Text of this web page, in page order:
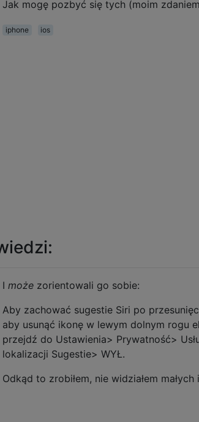
Jak mogę pozbyć się tych (moim
iphone ios
I może zorientowali go sobie:
Aby zachować sugestie Siri po
aby usunąć ikonę w lewym dolnym rogu
przejdź do Ustawienia> Prywatność>
lokalizacji Sugestie> WYŁ.
Odkąd to zrobiłem, nie widziałem małych